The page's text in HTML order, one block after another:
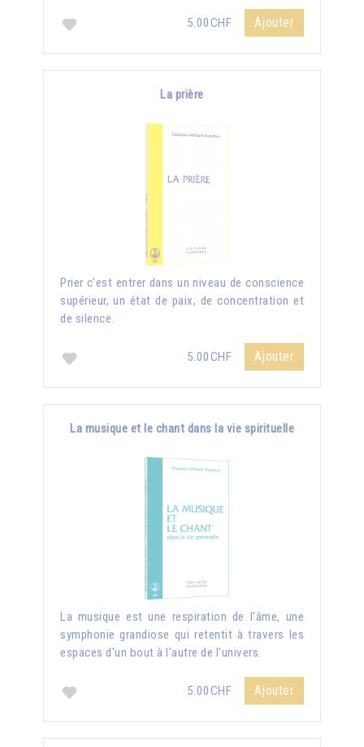
5.00CHF Ajouter
La prière
Prier c'est entrer dans un niveau de conscience
supérieur, un état de paix, de concentration et
de silence.
5.00CHF Ajouter
La musique et le chant dans la vie spirituelle
La musique est une respiration de l'âme, une
symphonie grandiose qui retentit à travers les
espaces d'un bout à l'autre de l'univers.
5.00CHF Ajouter